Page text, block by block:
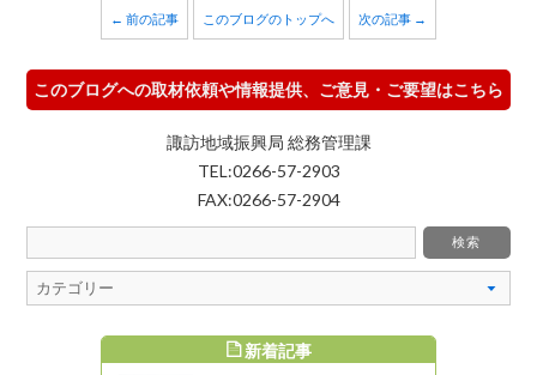
← 前の記事 このブログのトップへ 次の記事 →
このブログへの取材依頼や情報提供、ご意見・ご要望はこちら
諏訪地域振興局 総務管理課
TEL:0266-57-2903
FAX:0266-57-2904
新着記事